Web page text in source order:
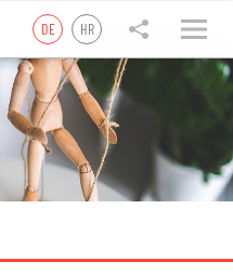
DE HR
tweet
teilen
teilen